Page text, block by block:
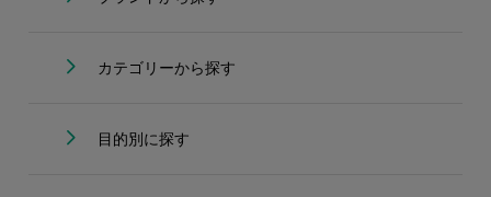
カテゴリーから探す
目的別に探す